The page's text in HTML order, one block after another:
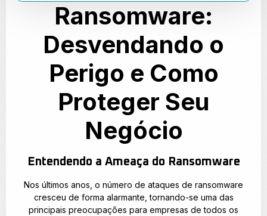
Ransomware:
Desvendando o
Perigo e Como
Proteger Seu
Negócio
Entendendo a Ameaça do Ransomware
Nos últimos anos, o número de ataques de ransomware
cresceu de forma alarmante, tornando-se uma das
principais preocupações para empresas de todos os